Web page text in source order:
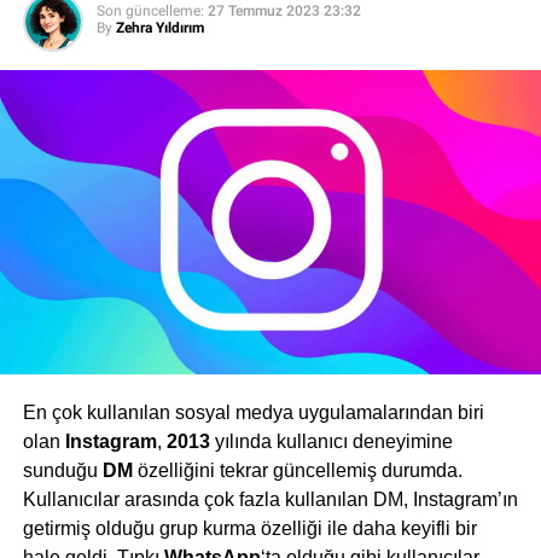
Son güncelleme: 27 Temmuz 2023 23:32
By Zehra Yıldırım
En çok kullanılan sosyal medya uygulamalarından biri
olan Instagram, 2013yılında kullanıcı deneyimine
sunduğu DM özelliğini tekrar güncellemiş durumda.
Kullanıcılar arasında çok fazla kullanılan DM, Instagram’ın
getirmiş olduğu grup kurma özelliği ile daha keyifli bir